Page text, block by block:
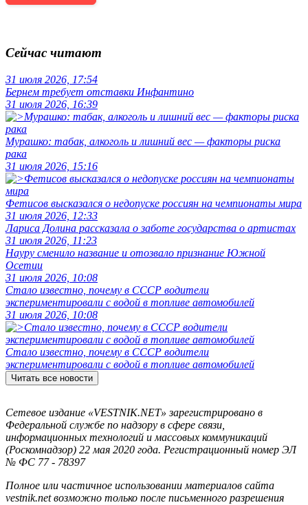
Сейчас читают
31 июля 2026, 17:54
Бернем требует отставки Инфантино
31 июля 2026, 16:39
Мурашко: табак, алкоголь и лишний вес — факторы риска
рака
31 июля 2026, 15:16
Фетисов высказался о недопуске россиян на чемпионаты мира
31 июля 2026, 12:33
Лариса Долина рассказала о заботе государства о артистах
31 июля 2026, 11:23
Науру сменило название и отозвало признание Южной
Осетии
31 июля 2026, 10:08
Стало известно, почему в СССР водители
экспериментировали с водой в топливе автомобилей
31 июля 2026, 10:08
Стало известно, почему в СССР водители
экспериментировали с водой в топливе автомобилей
Читать все новости
Сетевое издание «VESTNIK.NET» зарегистрировано в
Федеральной службе по надзору в сфере связи,
информационных технологий и массовых коммуникаций
(Роскомнадзор) 22 мая 2020 года. Регистрационный номер ЭЛ
№ ФС 77 - 78397
Полное или частичное использовании материалов сайта
vestnik.net возможно только после письменного разрешения